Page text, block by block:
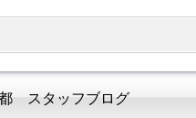
スタッフブログ